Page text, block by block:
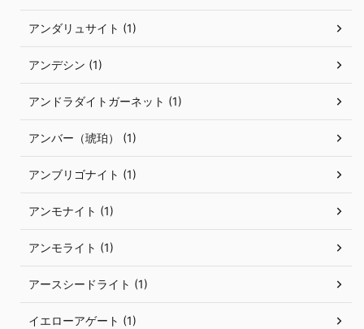
アンダリュサイト (1)
アンデシン (1)
アンドラダイトガーネット (1)
アンバー（琥珀） (1)
アンブリゴナイト (1)
アンモナイト (1)
アンモライト (1)
アースシードライト (1)
イエローアゲート (1)